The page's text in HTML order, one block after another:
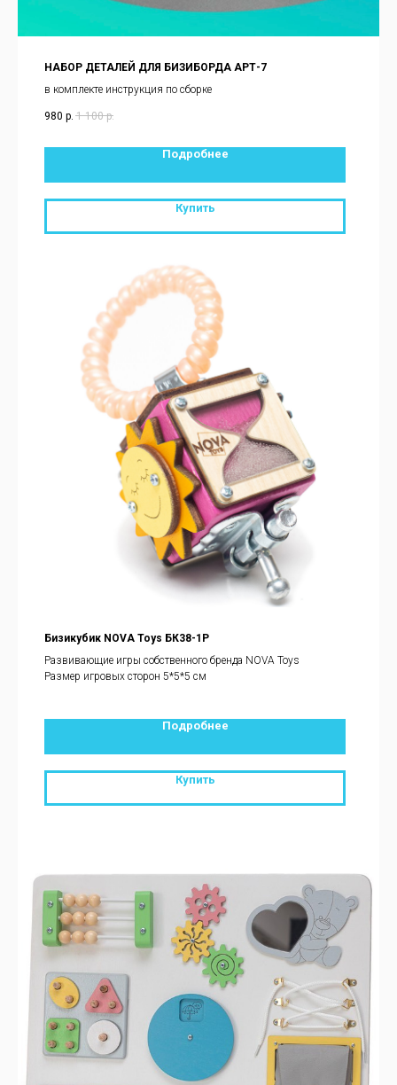
НАБОР ДЕТАЛЕЙ ДЛЯ БИЗИБОРДА АРТ-7
в комплекте инструкция по сборке
980 р. 1 100 р.
Подробнее
Купить
Бизикубик NOVA Toys БК38-1P
Развивающие игры собственного бренда NOVA Toys
Размер игровых сторон 5*5*5 см
Подробнее
Купить